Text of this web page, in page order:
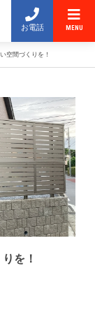
MENU
お電話
空間づくりを！
を！